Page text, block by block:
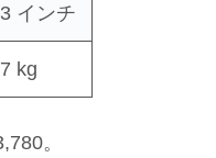
インチ
kg
。